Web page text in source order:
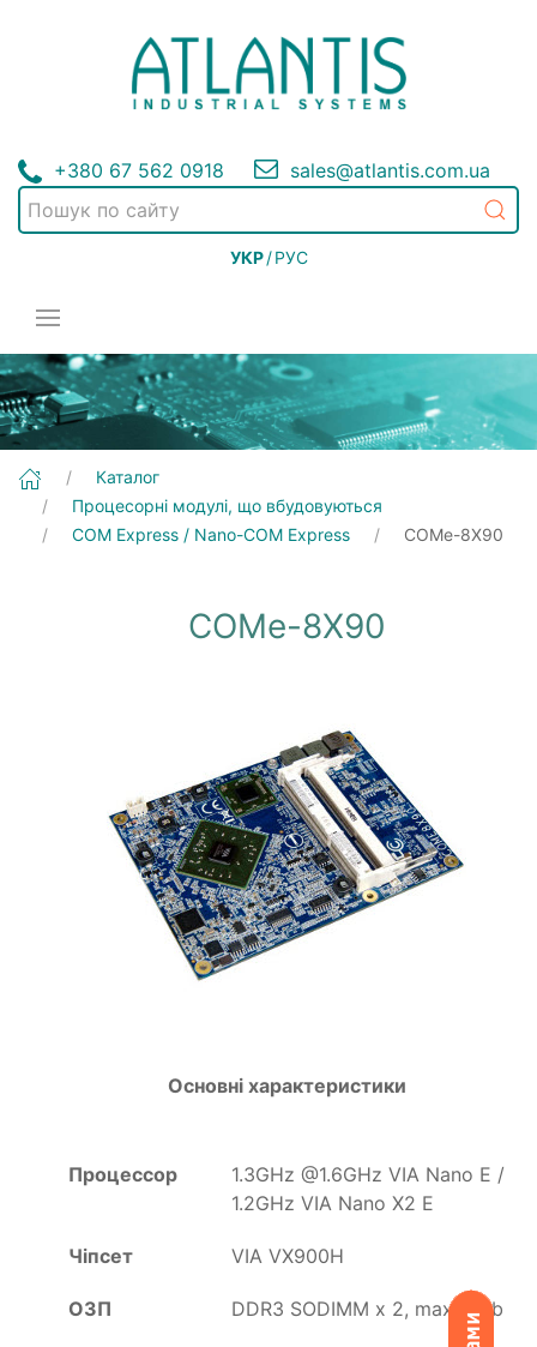
+380 67 562 0918 sales@atlantis.com.ua
УКР / РУС
Каталог
Процесорні модулі, що вбудовуються
COM Express / Nano-COM Express
COMe-8X90
COMe-8X90
Основні характеристики
Процессор
1.3GHz @1.6GHz VIA Nano E /
1.2GHz VIA Nano X2 E
Чіпсет VIA VX900H
ОЗП DDR3 SODIMM x 2, max 8 Gb